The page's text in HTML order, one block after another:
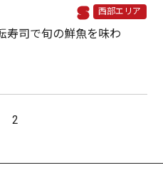
西部エリア
寿司で旬の鮮魚を味わ
2